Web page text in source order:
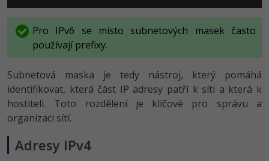
Pro IPv6 se místo subnetových masek často
používají prefixy.
Subnetová maska je tedy nástroj, který pomáhá
identifikovat, která část IP adresy patří k síti a která k
hostiteli. Toto rozdělení je klíčové pro správu a
organizaci sítí.
Adresy IPv4